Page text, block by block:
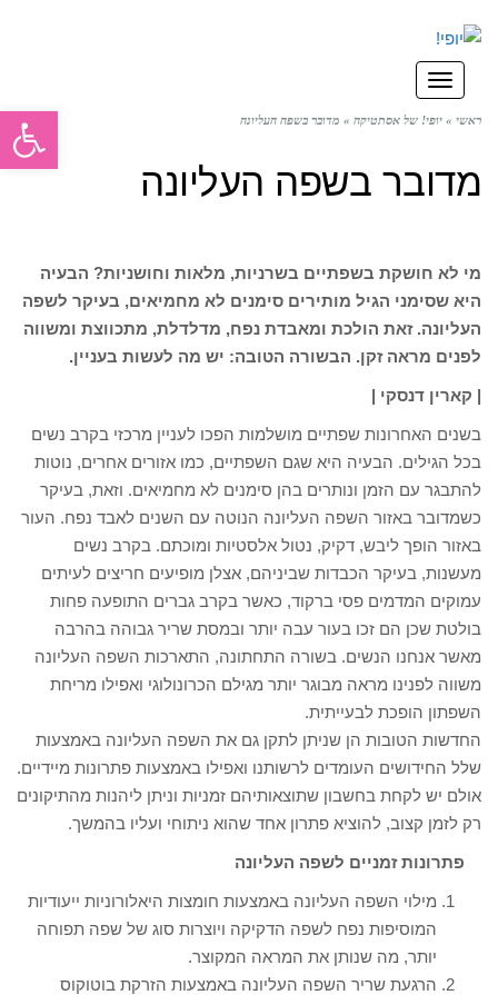
תפריט
ראשי » יופי! של אסתטיקה » מדובר בשפה העליונה
מדובר בשפה העליונה
מי לא חושקת בשפתיים בשרניות, מלאות וחושניות? הבעיה
היא שסימני הגיל מותירים סימנים לא מחמיאים, בעיקר לשפה
העליונה. זאת הולכת ומאבדת נפח, מדלדלת, מתכווצת ומשווה
לפנים מראה זקן. הבשורה הטובה: יש מה לעשות בעניין.
| קארין דנסקי |
בשנים האחרונות שפתיים מושלמות הפכו לעניין מרכזי בקרב נשים
בכל הגילים. הבעיה היא שגם השפתיים, כמו אזורים אחרים, נוטות
להתבגר עם הזמן ונותרים בהן סימנים לא מחמיאים. וזאת, בעיקר
כשמדובר באזור השפה העליונה הנוטה עם השנים לאבד נפח. העור
באזור הופך ליבש, דקיק, נטול אלסטיות ומוכתם. בקרב נשים
מעשנות, בעיקר הכבדות שביניהם, אצלן מופיעים חריצים לעיתים
עמוקים המדמים פסי ברקוד, כאשר בקרב גברים התופעה פחות
בולטת שכן הם זכו בעור עבה יותר ובמסת שריר גבוהה בהרבה
מאשר אנחנו הנשים. בשורה התחתונה, התארכות השפה העליונה
משווה לפנינו מראה מבוגר יותר מגילם הכרונולוגי ואפילו מריחת
השפתון הופכת לבעייתית.
החדשות הטובות הן שניתן לתקן גם את השפה העליונה באמצעות
שלל החידושים העומדים לרשותנו ואפילו באמצעות פתרונות מיידיים.
אולם יש לקחת בחשבון שתוצאותיהם זמניות וניתן ליהנות מהתיקונים
רק לזמן קצוב, להוציא פתרון אחד שהוא ניתוחי ועליו בהמשך.
פתרונות זמניים לשפה העליונה
מילוי השפה העליונה באמצעות חומצות היאלורוניות ייעודיות
המוסיפות נפח לשפה הדקיקה ויוצרות סוג של שפה תפוחה
יותר, מה שנותן את המראה המקוצר.
הרגעת שריר השפה העליונה באמצעות הזרקת בוטוקוס
פתח